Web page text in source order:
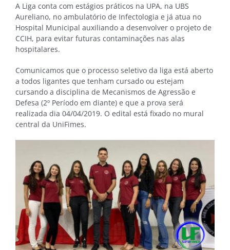
A Liga conta com estágios práticos na UPA, na UBS
Aureliano, no ambulatório de Infectologia e já atua no
Hospital Municipal auxiliando a desenvolver o projeto de
CCIH, para evitar futuras contaminações nas alas
hospitalares.
Comunicamos que o processo seletivo da liga está aberto
a todos ligantes que tenham cursado ou estejam
cursando a disciplina de Mecanismos de Agressão e
Defesa (2º Período em diante) e que a prova será
realizada dia 04/04/2019. O edital está fixado no mural
central da UniFimes.